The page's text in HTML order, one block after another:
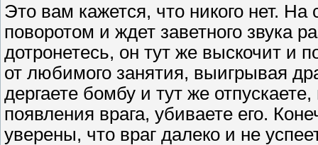
Это вам кажется, что никого нет.
поворотом и ждет заветного звука
дотронетесь, он тут же выскочит и
от любимого занятия, выигрывая
дергаете бомбу и тут же
появления врага, убиваете его.
уверены, что враг далеко и не